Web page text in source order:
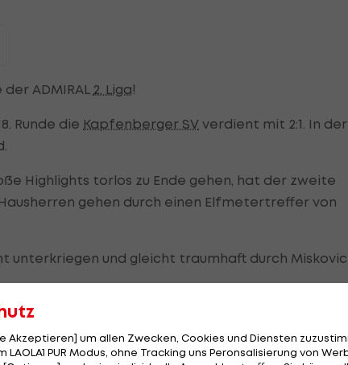
ADMIRAL2. Liga!
Runde die Kapfenberger SV verdient mit 2:1. In der
Highlights torlos zu Ende gehen, hat der zweite
gehen durch einen Elfmetertreffer von
unterkriegen und gleicht traumhaft durch Miskovic
Akzeptieren] um allen Zwecken, Cookies und Diensten
LAOLA1 PUR Modus, ohne Tracking uns Peronsalisierung von